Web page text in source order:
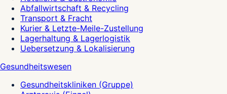
Abfallwirtschaft & Recycling
Transport & Fracht
Kurier & Letzte-Meile-Zustellung
Lagerhaltung & Lagerlogistik
Uebersetzung & Lokalisierung
Gesundheitswesen
Gesundheitskliniken (Gruppe)